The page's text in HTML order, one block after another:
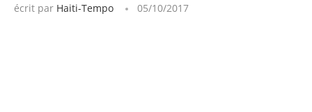
écrit par Haiti-Tempo 05/10/2017